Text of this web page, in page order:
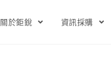
關於鉅銳 資訊採購